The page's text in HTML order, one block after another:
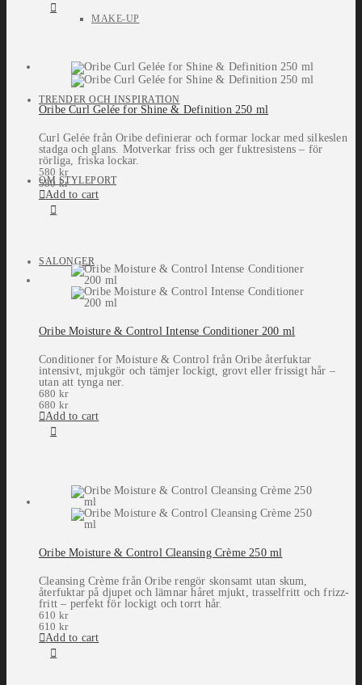
MAKE-UP
TRENDER OCH INSPIRATION
OM STYLEPORT
SALONGER
Oribe Curl Gelée for Shine & Definition 250 ml
Curl Gelée från Oribe definierar och formar lockar med silkeslen
stadga och glans. Motverkar friss och ger fuktresistens – för
rörliga, friska lockar.
580 kr
580kr
Add to cart
Oribe Moisture & Control Intense Conditioner 200 ml
Conditioner for Moisture & Control från Oribe återfuktar
intensivt, mjukgör och tämjer lockigt, grovt eller frissigt hår –
utan att tynga ner.
680 kr
680 kr
Add to cart
Oribe Moisture & Control Cleansing Crème 250 ml
Cleansing Crème från Oribe rengör skonsamt utan skum,
återfuktar på djupet och lämnar håret mjukt, trasselfritt och frizz-
fritt – perfekt för lockigt och torrt hår.
610 kr
610 kr
Add to cart